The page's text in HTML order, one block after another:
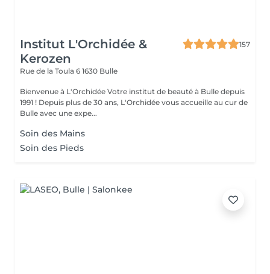
Institut L'Orchidée &
Kerozen
157
Rue de la Toula 6 1630 Bulle
Bienvenue à L'Orchidée Votre institut de beauté à Bulle depuis
1991 ! Depuis plus de 30 ans, L'Orchidée vous accueille au cur de
Bulle avec une expe...
Soin des Mains
Soin des Pieds